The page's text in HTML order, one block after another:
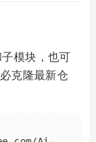
模块，也可
克隆最新仓